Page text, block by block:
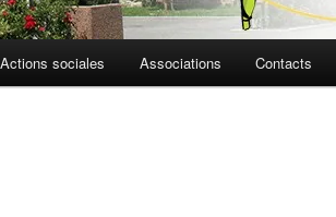
Actions sociales Associations Contacts